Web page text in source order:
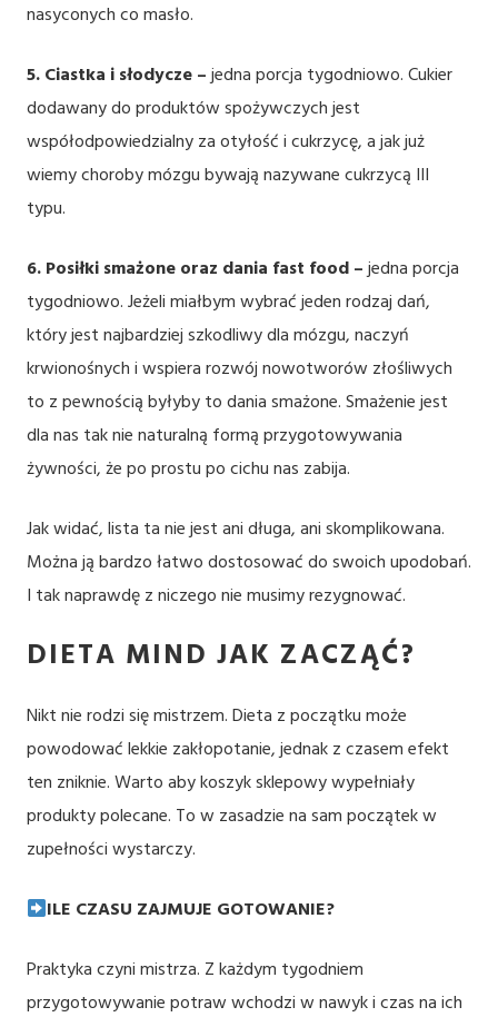
nasyconych co masło.
5. Ciastka i słodycze – jedna porcja tygodniowo. Cukier
dodawany do produktów spożywczych jest
współodpowiedzialny za otyłość i cukrzycę, a jak już
wiemy choroby mózgu bywają nazywane cukrzycą III
typu.
6. Posiłki smażone oraz dania fast food – jedna porcja
tygodniowo. Jeżeli miałbym wybrać jeden rodzaj dań,
który jest najbardziej szkodliwy dla mózgu, naczyń
krwionośnych i wspiera rozwój nowotworów złośliwych
to z pewnością byłyby to dania smażone. Smażenie jest
dla nas tak nie naturalną formą przygotowywania
żywności, że po prostu po cichu nas zabija.
Jak widać, lista ta nie jest ani długa, ani skomplikowana.
Można ją bardzo łatwo dostosować do swoich upodobań.
I tak naprawdę z niczego nie musimy rezygnować.
DIETA MIND JAK ZACZĄĆ?
Nikt nie rodzi się mistrzem. Dieta z początku może
powodować lekkie zakłopotanie, jednak z czasem efekt
ten zniknie. Warto aby koszyk sklepowy wypełniały
produkty polecane. To w zasadzie na sam początek w
zupełności wystarczy.
ILE CZASU ZAJMUJE GOTOWANIE?
Praktyka czyni mistrza. Z każdym tygodniem
przygotowywanie potraw wchodzi w nawyk i czas na ich